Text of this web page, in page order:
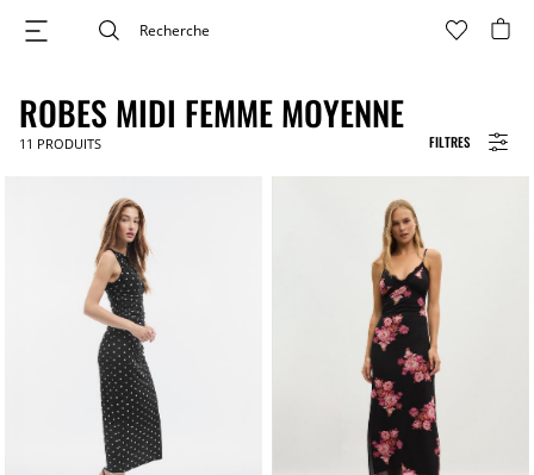
FILTRES
ROBES MIDI FEMME MOYENNE
11 PRODUITS